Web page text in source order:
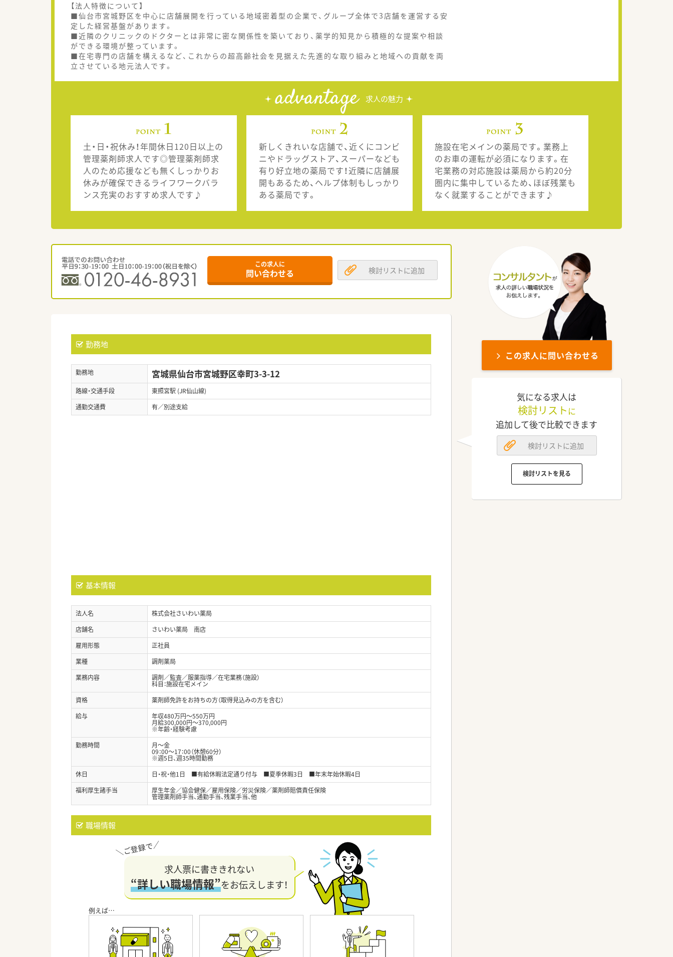
【法人特徴について】
■仙台市宮城野区を中心に店舗展開を行っている地域密着型の企業で、グループ全体で3店舗を運営する安
定した経営基盤があります。
■近隣のクリニックのドクターとは非常に密な関係性を築いており、薬学的知見から積極的な提案や相談
ができる環境が整っています。
■在宅専門の店舗を構えるなど、これからの超高齢社会を見据えた先進的な取り組みと地域への貢献を両
立させている地元法人です。
advantage 求人の魅力
土・日・祝休み！年間休日120日以上の
管理薬剤師求人です◎管理薬剤師求
人のため応援なども無くしっかりお
休みが確保できるライフワークバラ
ンス充実のおすすめ求人です♪
新しくきれいな店舗で、近くにコンビ
ニやドラッグストア、スーパーなども
有り好立地の薬局です！近隣に店舗展
開もあるため、ヘルプ体制もしっかり
ある薬局です。
施設在宅メインの薬局です。業務上
のお車の運転が必須になります。在
宅業務の対応施設は薬局から約20分
圏内に集中しているため、ほぼ残業も
なく就業することができます♪
この求人に
問い合わせる 検討リストに追加
勤務地
勤務地 宮城県仙台市宮城野区幸町3-3-12
路線・交通手段
東照宮駅 (JR仙山線)
通勤交通費
有／別途支給
基本情報
法人名
株式会社さいわい薬局
店舗名
さいわい薬局 南店
雇用形態
正社員
業種
調剤薬局
業務内容
調剤／監査／服薬指導／在宅業務（施設）
科目：施設在宅メイン
資格
薬剤師免許をお持ちの方（取得見込みの方を含む）
給与
年収480万円～550万円
月給300,000円～370,000円
※年齢・経験考慮
勤務時間
月～金
09：00～17：00（休憩60分）
※週5日、週35時間勤務
休日
日・祝・他1日 ■有給休暇法定通り付与 ■夏季休暇3日 ■年末年始休暇4日
福利厚生諸手当
厚生年金／協会健保／雇用保険／労災保険／薬剤師賠償責任保険
管理薬剤師手当、通勤手当、残業手当、他
職場情報
求人票に書ききれない
“詳しい職場情報”をお伝えします！
この求人に問い合わせる
気になる求人は
検討リスト に
追加して後で比較できます
検討リストに追加
検討リストを見る